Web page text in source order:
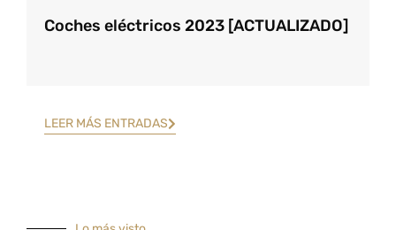
Coches eléctricos 2023 [ACTUALIZADO]
LEER MÁS ENTRADAS